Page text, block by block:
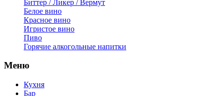
Биттер / Ликер / Вермут
Белое вино
Красное вино
Игристое вино
Пиво
Горячие алкогольные напитки
Меню
Кухня
Бар